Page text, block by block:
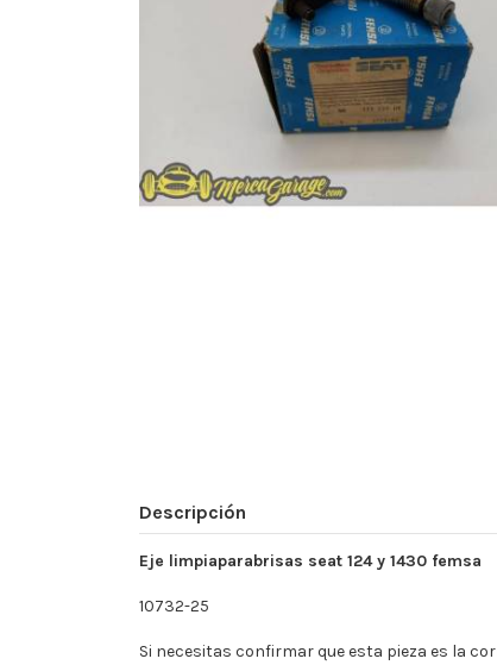
Descripción
Eje limpiaparabrisas seat 124 y 1430 femsa
10732-25
Si necesitas confirmar que esta pieza es la